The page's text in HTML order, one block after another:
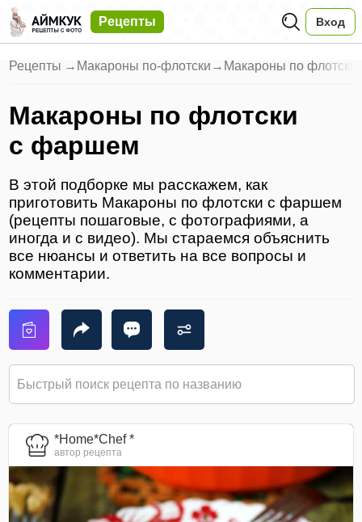
Рецепты Вход
Рецепты → Макароны по-флотски → Макароны по
Макароны по флотски
с фаршем
В этой подборке мы расскажем, как
приготовить Макароны по флотски с фаршем
(рецепты пошаговые, с фотографиями, а
иногда и с видео). Мы стараемся объяснить
все нюансы и ответить на все вопросы и
комментарии.
*Home*Chef *
автор рецепта